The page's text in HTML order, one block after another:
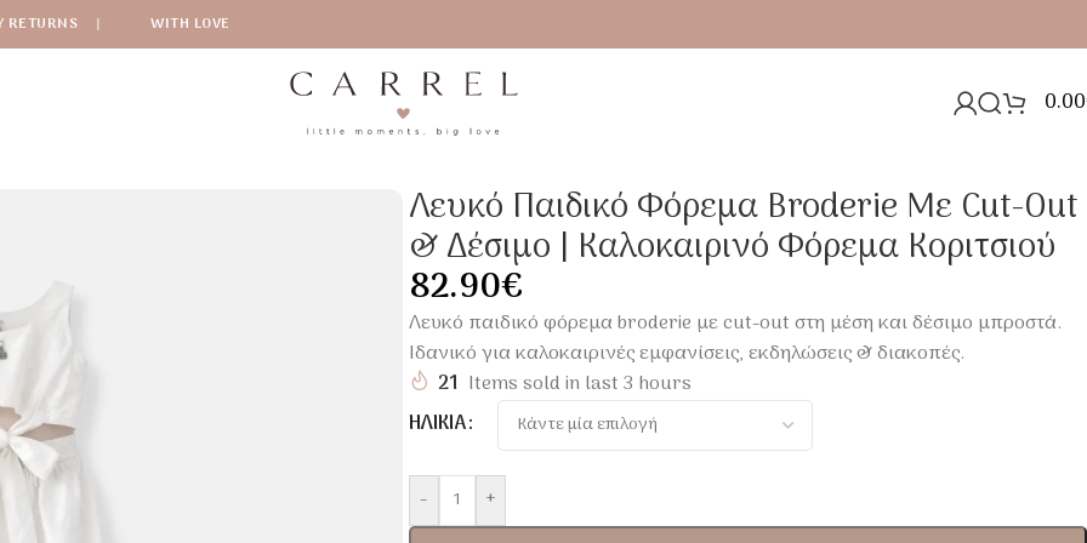
RETURNS | WITH LOVE
0.00
Λευκό Παιδικό Φόρεμα Broderie Με Cut-Out
& Δέσιμο | Καλοκαιρινό Φόρεμα Κοριτσιού
82.90€
Λευκό παιδικό φόρεμα broderie με cut-out στη μέση και δέσιμο μπροστά.
Ιδανικό για καλοκαιρινές εμφανίσεις, εκδηλώσεις & διακοπές.
21 Items sold in last 3 hours
ΗΛΙΚΊΑ
- +